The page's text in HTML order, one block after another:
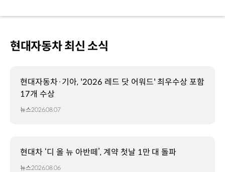
현대자동차 최신 소식
현대자동차·기아, '2026 레드 닷 어워드' 최우수상 포함
17개 수상
뉴스2026.08.07
현대차 ‘디 올 뉴 아반떼’, 계약 첫날 1만 대 돌파
뉴스2026.08.06